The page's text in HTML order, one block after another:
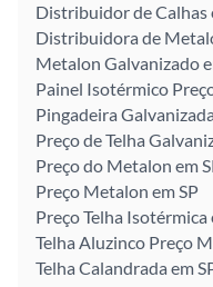
Distribuidor de Calhas
Distribuidora de
Metalon Galvanizado
Painel Isotérmico
Pingadeira
Preço de Telha
Preço do Metalon em
Preço Metalon em SP
Preço Telha Isotérmica
Telha Aluzinco Preço
Telha Calandrada em